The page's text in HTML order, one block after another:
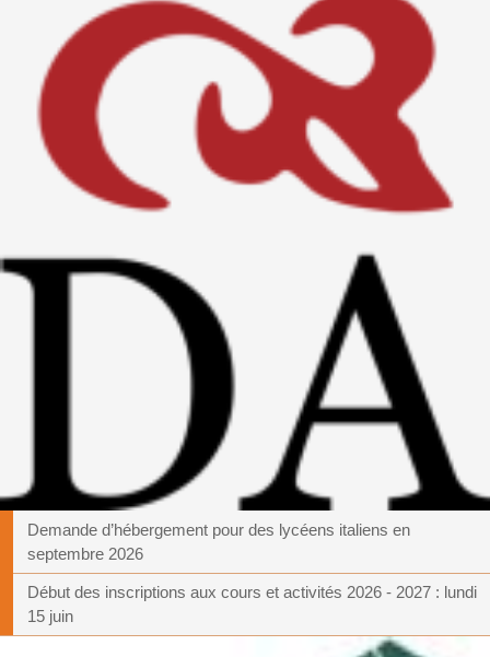
Demande d’hébergement pour des lycéens italiens en
septembre 2026
Début des inscriptions aux cours et activités 2026 - 2027 : lundi
15 juin